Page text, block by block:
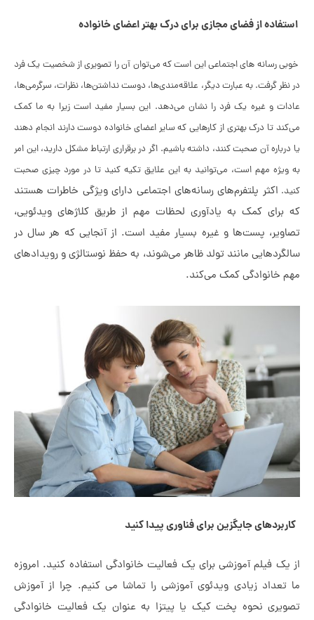
از فضای مجازی برای درک بهتر اعضای خانواده
های اجتماعی این است که می‌توان آن را تصویری از شخصیت یک فرد
به عبارت دیگر، علاقه‌مندی‌ها، دوست نداشتن‌ها، نظرات، سرگرمی‌ها،
یک فرد را نشان می‌دهد. این بسیار مفید است زیرا به ما کمک
درک بهتری از کارهایی که سایر اعضای خانواده دوست دارند انجام دهند
آن صحبت کنند، داشته باشیم. اگر در برقراری ارتباط مشکل دارید، این امر
است، می‌توانید به این علایق تکیه کنید تا در مورد چیزی صحبت
پلتفرم‌های رسانه‌های اجتماعی دارای ویژگی خاطرات هستند
کمک به یادآوری لحظات مهم از طریق کلاژهای ویدئویی،
پست‌ها و غیره بسیار مفید است. از آنجایی که هر سال در
مانند تولد ظاهر می‌شوند، به حفظ نوستالژی و رویدادهای
کمک می‌کند.
جایگزین برای فناوری پیدا کنید
آموزشی برای یک فعالیت خانوادگی استفاده کنید. امروزه
زیادی ویدئوی آموزشی را تماشا می کنیم. چرا از آموزش
نحوه پخت کیک یا پیتزا به عنوان یک فعالیت خانوادگی